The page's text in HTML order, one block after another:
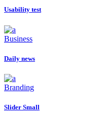
Usability test
Business
Daily news
Branding
Slider Small